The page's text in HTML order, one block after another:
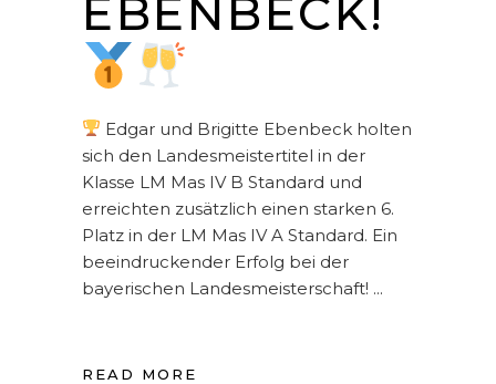
EBENBECK!
Edgar und Brigitte Ebenbeck holten
sich den Landesmeistertitel in der
Klasse LM Mas IV B Standard und
erreichten zusätzlich einen starken 6.
Platz in der LM Mas IV A Standard. Ein
beeindruckender Erfolg bei der
bayerischen Landesmeisterschaft!
READ MORE